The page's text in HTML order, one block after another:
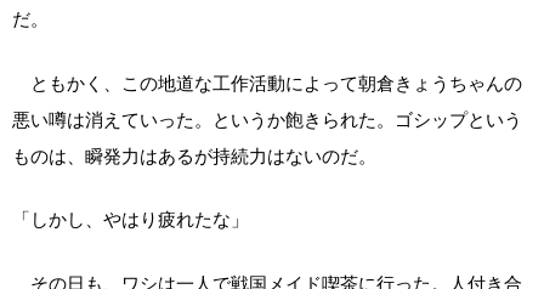
だ。
ともかく、この地道な工作活動によって朝倉きょうちゃんの
悪い噂は消えていった。というか飽きられた。ゴシップという
ものは、瞬発力はあるが持続力はないのだ。
「しかし、やはり疲れたな」
その日も、ワシは一人で戦国メイド喫茶に行った。人付き合